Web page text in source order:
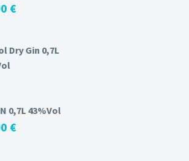
€
Dry Gin 0,7L
0,7L 43%Vol
€